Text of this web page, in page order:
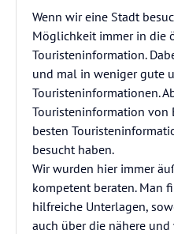
Wenn wir eine Stadt
Möglichkeit immer in die
Touristeninformation.
und mal in weniger gute
Touristeninformationen.
Touristeninformation von
besten
besucht haben.
Wir wurden hier immer
kompetent beraten. Man
hilfreiche Unterlagen,
auch über die nähere